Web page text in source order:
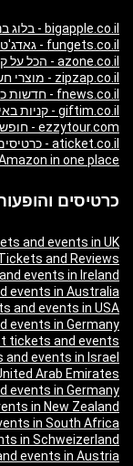
bigapple.co.il - בלוג בניית אתרים
fungets.co.il - גאדג'טים הכי שווים
azone.co.il - הכל על קניה באמזון
zipzap.co.il - מוצרי חשמל במחירים הגיוניים
fnews.co.il - חדשות כלכלה
giftim.co.il - קניות באינטרנט
ezzytour.com - חופשות בארץ ובעולם
aticket.co.il - כרטיסים להופעות
in one place
כרטיסים
and events in UK
and Reviews
events in Ireland
events in Australia
and events in USA
events in Germany
tickets and events
events in Israel
Arab Emirates
events in Germany
in New Zealand
in South Africa
in Schweizerland
events in Austria